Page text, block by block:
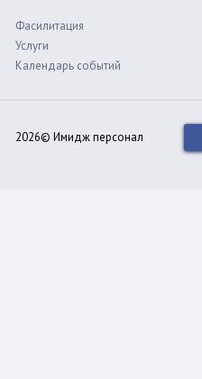
Фасилитация
Услуги
Календарь событий
2026© Имидж персонал